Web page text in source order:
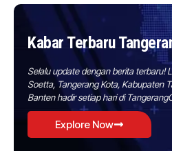
Kabar Terbaru
Selalu update dengan berita terbaru!
Soetta, Tangerang Kota, Kabupaten
Banten hadir setiap hari di
Explore Now